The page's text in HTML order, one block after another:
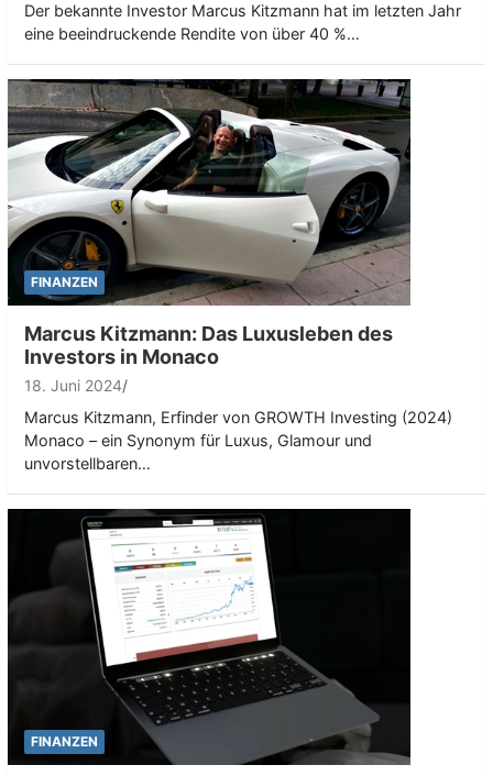
Der bekannte Investor Marcus Kitzmann hat im letzten Jahr
eine beeindruckende Rendite von über 40 %…
FINANZEN
Marcus Kitzmann: Das Luxusleben des
Investors in Monaco
18. Juni 2024
Marcus Kitzmann, Erfinder von GROWTH Investing (2024)
Monaco – ein Synonym für Luxus, Glamour und
unvorstellbaren…
FINANZEN